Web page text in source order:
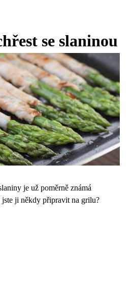
se slaninou
je už poměrně známá
jste ji někdy připravit na grilu?